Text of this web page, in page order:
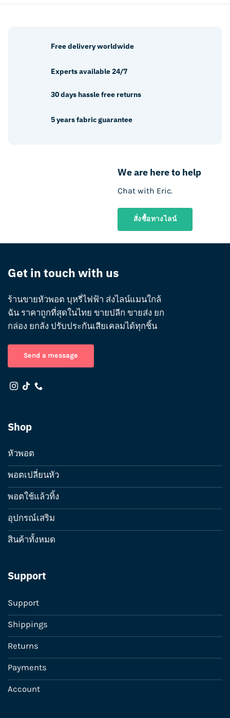
We are here to help
Chat with Eric.
สั่งซื้อทางไลน์
Free delivery worldwide
Experts available 24/7
30 days hassle free returns
5 years fabric guarantee
Get in touch with us
ร้านขายหัวพอต บุหรี่ไฟฟ้า ส่งไลน์แมนใกล้
ฉัน ราคาถูกที่สุดในไทย ขายปลีก ขายส่ง ยก
กล่อง ยกลัง ปรับประกันเสียเคลมได้ทุกชิ้น
Send a message
Shop
หัวพอต
พอตเปลี่ยนหัว
พอตใช้แล้วทิ้ง
อุปกรณ์เสริม
สินค้าทั้งหมด
Support
Support
Shippings
Returns
Payments
Account